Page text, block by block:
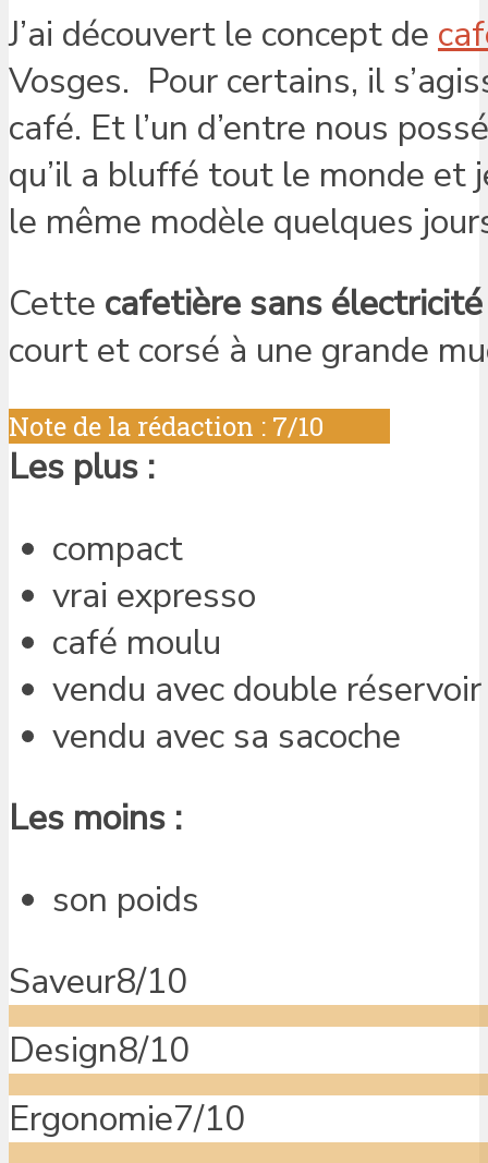
J’ai découvert le concept de
Vosges. Pour certains, il
café. Et l’un d’entre nous
qu’il a bluffé tout le monde et
le même modèle quelques
Cette cafetière sans électricité
court et corsé à une grande
Note de la rédaction : 7/10
Les plus :
compact
vrai expresso
café moulu
vendu avec double réservoir
vendu avec sa sacoche
Les moins :
son poids
Saveur8/10
Design8/10
Ergonomie7/10